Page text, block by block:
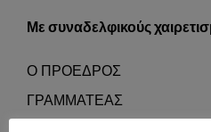
Με συναδελφικούς
Ο
ΓΡΑΜΜΑΤΕΑΣ